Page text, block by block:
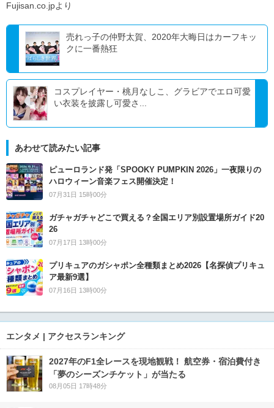
Fujisan.co.jpより
売れっ子の仲野太賀、2020年大晦日はカーフキッ
クに一番熱狂
コスプレイヤー・桃月なしこ、グラビアでエロ可愛
い衣装を披露し可愛さ...
あわせて読みたい記事
ピューロランド発「SPOOKY PUMPKIN 2026」一夜限りの
ハロウィーン音楽フェス開催決定！
07月31日 15時00分
ガチャガチャどこで買える？全国エリア別設置場所ガイド20
26
07月17日 13時00分
プリキュアのガシャポン全種類まとめ2026【名探偵プリキュ
ア最新9選】
07月16日 13時00分
エンタメ | アクセスランキング
2027年のF1全レースを現地観戦！ 航空券・宿泊費付き
「夢のシーズンチケット」が当たる
08月05日 17時48分